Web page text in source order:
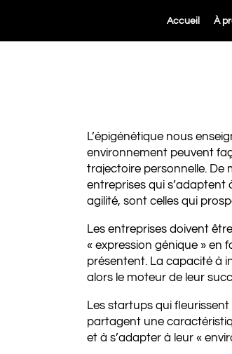
Accueil À
L’épigénétique nous
environnement peuvent
trajectoire personnelle. De
entreprises qui s’adaptent
agilité, sont celles qui
Les entreprises doivent
« expression génique » en
présentent. La capacité à
alors le moteur de leur
Les startups qui
partagent une
et à s’adapter à leur «